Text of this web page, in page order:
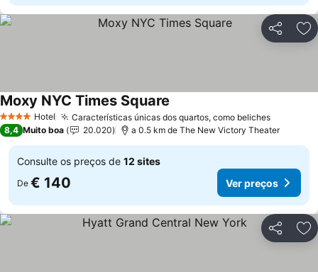
Partilhar
4 EstrelasHotel Características únicas dos quartos, como beliches
Moxy NYC Times Square
8,4 Muito boa 20.020 a 0.5 km de The New Victory Theater
Consulte os preços de 12 sites
De € 140 Ver preços
Partilhar